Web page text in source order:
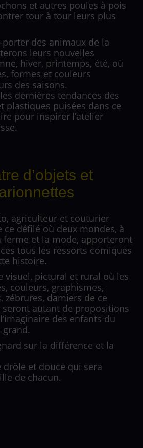
et autres poules à pois
tour à tour leurs plus
des animaux de la
leurs nouvelles
hiver, printemps, été, où
formes et couleurs
des saisons.
dernières tendances des
plastiques puisées dans ce
pour inspirer l’atelier
d’objets et
agriculteur et couturier
ce défilé où deux mondes, à
ferme et la mode, apporteront
tous les ressorts comiques
histoire.
visuel, pictural et rural où les
couleurs, graphismes,
zébrures, damiers de ce
autant de propositions
des enfants du
sur la différence et la
et douce qui sera
de chacun.